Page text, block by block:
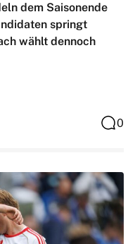
dem Saisonende
springt
wählt dennoch
0